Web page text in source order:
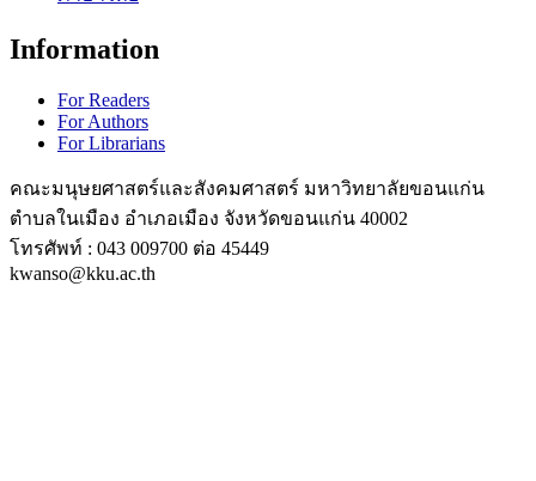
Information
For Readers
For Authors
For Librarians
คณะมนุษยศาสตร์และสังคมศาสตร์ มหาวิทยาลัยขอนแก่น
ตำบลในเมือง อำเภอเมือง จังหวัดขอนแก่น 40002
โทรศัพท์ : 043 009700 ต่อ 45449
kwanso@kku.ac.th